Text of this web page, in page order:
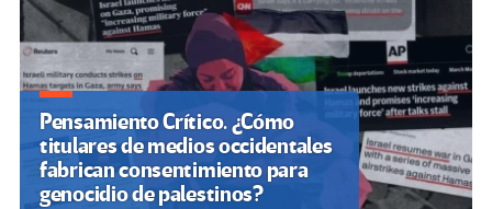
Pensamiento Crítico. ¿Cómo
titulares de medios occidentales
fabrican consentimiento para
genocidio de palestinos?